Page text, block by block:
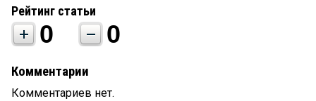
Рейтинг статьи
0 0
Комментарии
Комментариев нет.